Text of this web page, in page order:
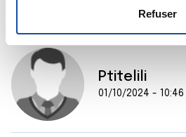
déclaration sur les cookies.
Les cookies nous permettent de
et les annonces, d'offrir des
médias sociaux et d'analyser
partageons également des
notre site avec nos partenaires de
publicité et d'analyse, qui
t
m
Refuser
Ptitelili
01/10/2024 - 10:46